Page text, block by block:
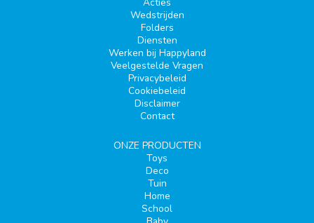
Acties
Wedstrijden
Folders
Diensten
Werken bij Happyland
Veelgestelde Vragen
Privacybeleid
Cookiebeleid
Disclaimer
Contact
ONZE PRODUCTEN
Toys
Deco
Tuin
Home
School